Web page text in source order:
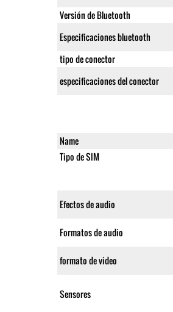
Versión de Bluetooth
Especificaciones bluetooth
tipo de conector
especificaciones del conector
Name
Tipo de SIM
Efectos de audio
Formatos de audio
formato de video
Sensores